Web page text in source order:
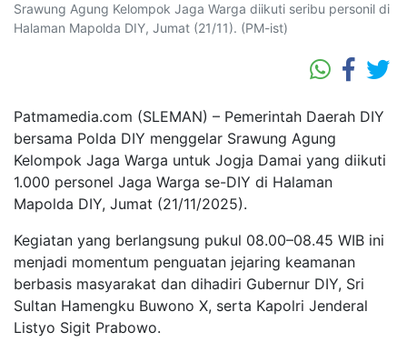
Srawung Agung Kelompok Jaga Warga diikuti seribu personil di
Halaman Mapolda DIY, Jumat (21/11). (PM-ist)
Patmamedia.com (SLEMAN) – Pemerintah Daerah DIY
bersama Polda DIY menggelar Srawung Agung
Kelompok Jaga Warga untuk Jogja Damai yang diikuti
1.000 personel Jaga Warga se-DIY di Halaman
Mapolda DIY, Jumat (21/11/2025).
Kegiatan yang berlangsung pukul 08.00–08.45 WIB ini
menjadi momentum penguatan jejaring keamanan
berbasis masyarakat dan dihadiri Gubernur DIY, Sri
Sultan Hamengku Buwono X, serta Kapolri Jenderal
Listyo Sigit Prabowo.